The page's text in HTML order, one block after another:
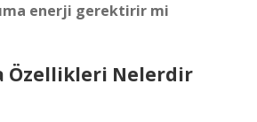
enerji gerektirir mi
Özellikleri Nelerdir